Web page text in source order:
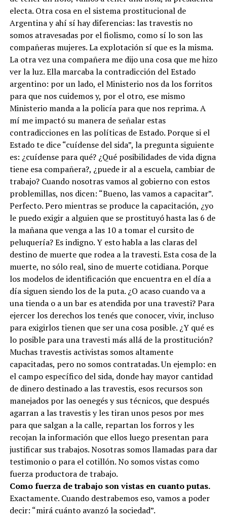
electa. Otra cosa en el sistema prostitucional de
Argentina y ahí sí hay diferencias: las travestis no
somos atravesadas por el fiolismo, como sí lo son las
compañeras mujeres. La explotación sí que es la misma.
La otra vez una compañera me dijo una cosa que me hizo
ver la luz. Ella marcaba la contradicción del Estado
argentino: por un lado, el Ministerio nos da los forritos
para que nos cuidemos y, por el otro, ese mismo
Ministerio manda a la policía para que nos reprima. A
mí me impactó su manera de señalar estas
contradicciones en las políticas de Estado. Porque si el
Estado te dice “cuídense del sida”, la pregunta siguiente
es: ¿cuídense para qué? ¿Qué posibilidades de vida digna
tiene esa compañera?, ¿puede ir al a escuela, cambiar de
trabajo? Cuando nosotras vamos al gobierno con estos
problemillas, nos dicen: “Bueno, las vamos a capacitar”.
Perfecto. Pero mientras se produce la capacitación, ¿yo
le puedo exigir a alguien que se prostituyó hasta las 6 de
la mañana que venga a las 10 a tomar el cursito de
peluquería? Es indigno. Y esto habla a las claras del
destino de muerte que rodea a la travesti. Esta cosa de la
muerte, no sólo real, sino de muerte cotidiana. Porque
los modelos de identificación que encuentra en el día a
día siguen siendo los de la puta. ¿O acaso cuando va a
una tienda o a un bar es atendida por una travesti? Para
ejercer los derechos los tenés que conocer, vivir, incluso
para exigirlos tienen que ser una cosa posible. ¿Y qué es
lo posible para una travesti más allá de la prostitución?
Muchas travestis activistas somos altamente
capacitadas, pero no somos contratadas. Un ejemplo: en
el campo específico del sida, donde hay mayor cantidad
de dinero destinado a las travestis, esos recursos son
manejados por las oenegés y sus técnicos, que después
agarran a las travestis y les tiran unos pesos por mes
para que salgan a la calle, repartan los forros y les
recojan la información que ellos luego presentan para
justificar sus trabajos. Nosotras somos llamadas para dar
testimonio o para el cotillón. No somos vistas como
fuerza productora de trabajo.
Como fuerza de trabajo son vistas en cuanto putas.
Exactamente. Cuando destrabemos eso, vamos a poder
decir: “mirá cuánto avanzó la sociedad”.